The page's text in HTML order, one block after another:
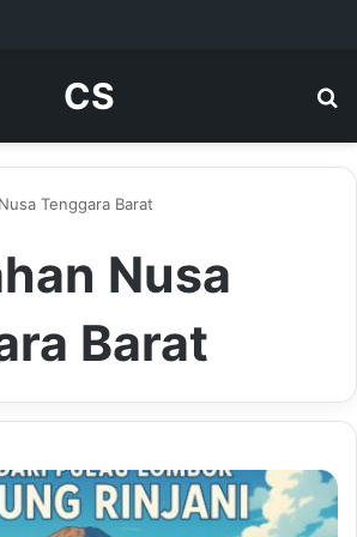
CS
Tenggara Barat
Nusa
Barat